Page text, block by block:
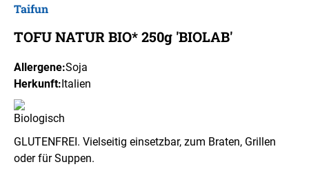
Taifun
TOFU NATUR BIO* 250g 'BIOLAB'
Allergene:Soja
Herkunft:Italien
GLUTENFREI. Vielseitig einsetzbar, zum Braten, Grillen
oder für Suppen.